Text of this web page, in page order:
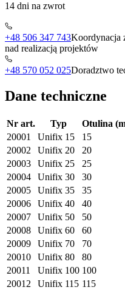
14 dni na zwrot
+48 506 347 743Koordynacja
nad realizacją projektów
+48 570 052 025Doradztwo
Dane techniczne
Nr art. Typ Otulina
20001
Unifix 15 15
20002
Unifix 20 20
20003
Unifix 25 25
20004
Unifix 30 30
20005
Unifix 35 35
20006
Unifix 40 40
20007
Unifix 50 50
20008
Unifix 60 60
20009
Unifix 70 70
20010
Unifix 80 80
20011
Unifix 100 100
20012
Unifix 115 115